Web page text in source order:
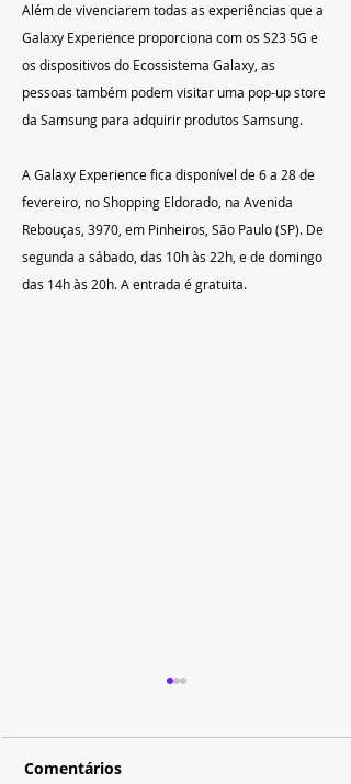
Além de vivenciarem todas as experiências que a
Galaxy Experience proporciona com os S23 5G e
os dispositivos do Ecossistema Galaxy, as
pessoas também podem visitar uma pop-up store
da Samsung para adquirir produtos Samsung.
A Galaxy Experience fica disponível de 6 a 28 de
fevereiro, no Shopping Eldorado, na Avenida
Rebouças, 3970, em Pinheiros, São Paulo (SP). De
segunda a sábado, das 10h às 22h, e de domingo
das 14h às 20h. A entrada é gratuita.
Comentários